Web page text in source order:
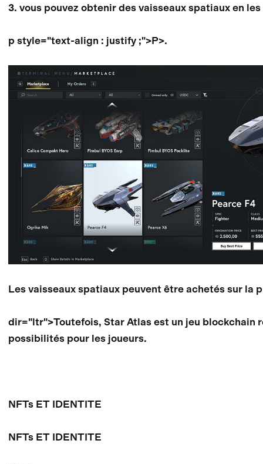
3. vous pouvez obtenir des vaisseaux spatiaux en
p style="text-align : justify ;">P>.
Les vaisseaux spatiaux peuvent être achetés sur la
dir="ltr">Toutefois, Star Atlas est un jeu
possibilités pour les joueurs.
NFTs ET IDENTITE
NFTs ET IDENTITE